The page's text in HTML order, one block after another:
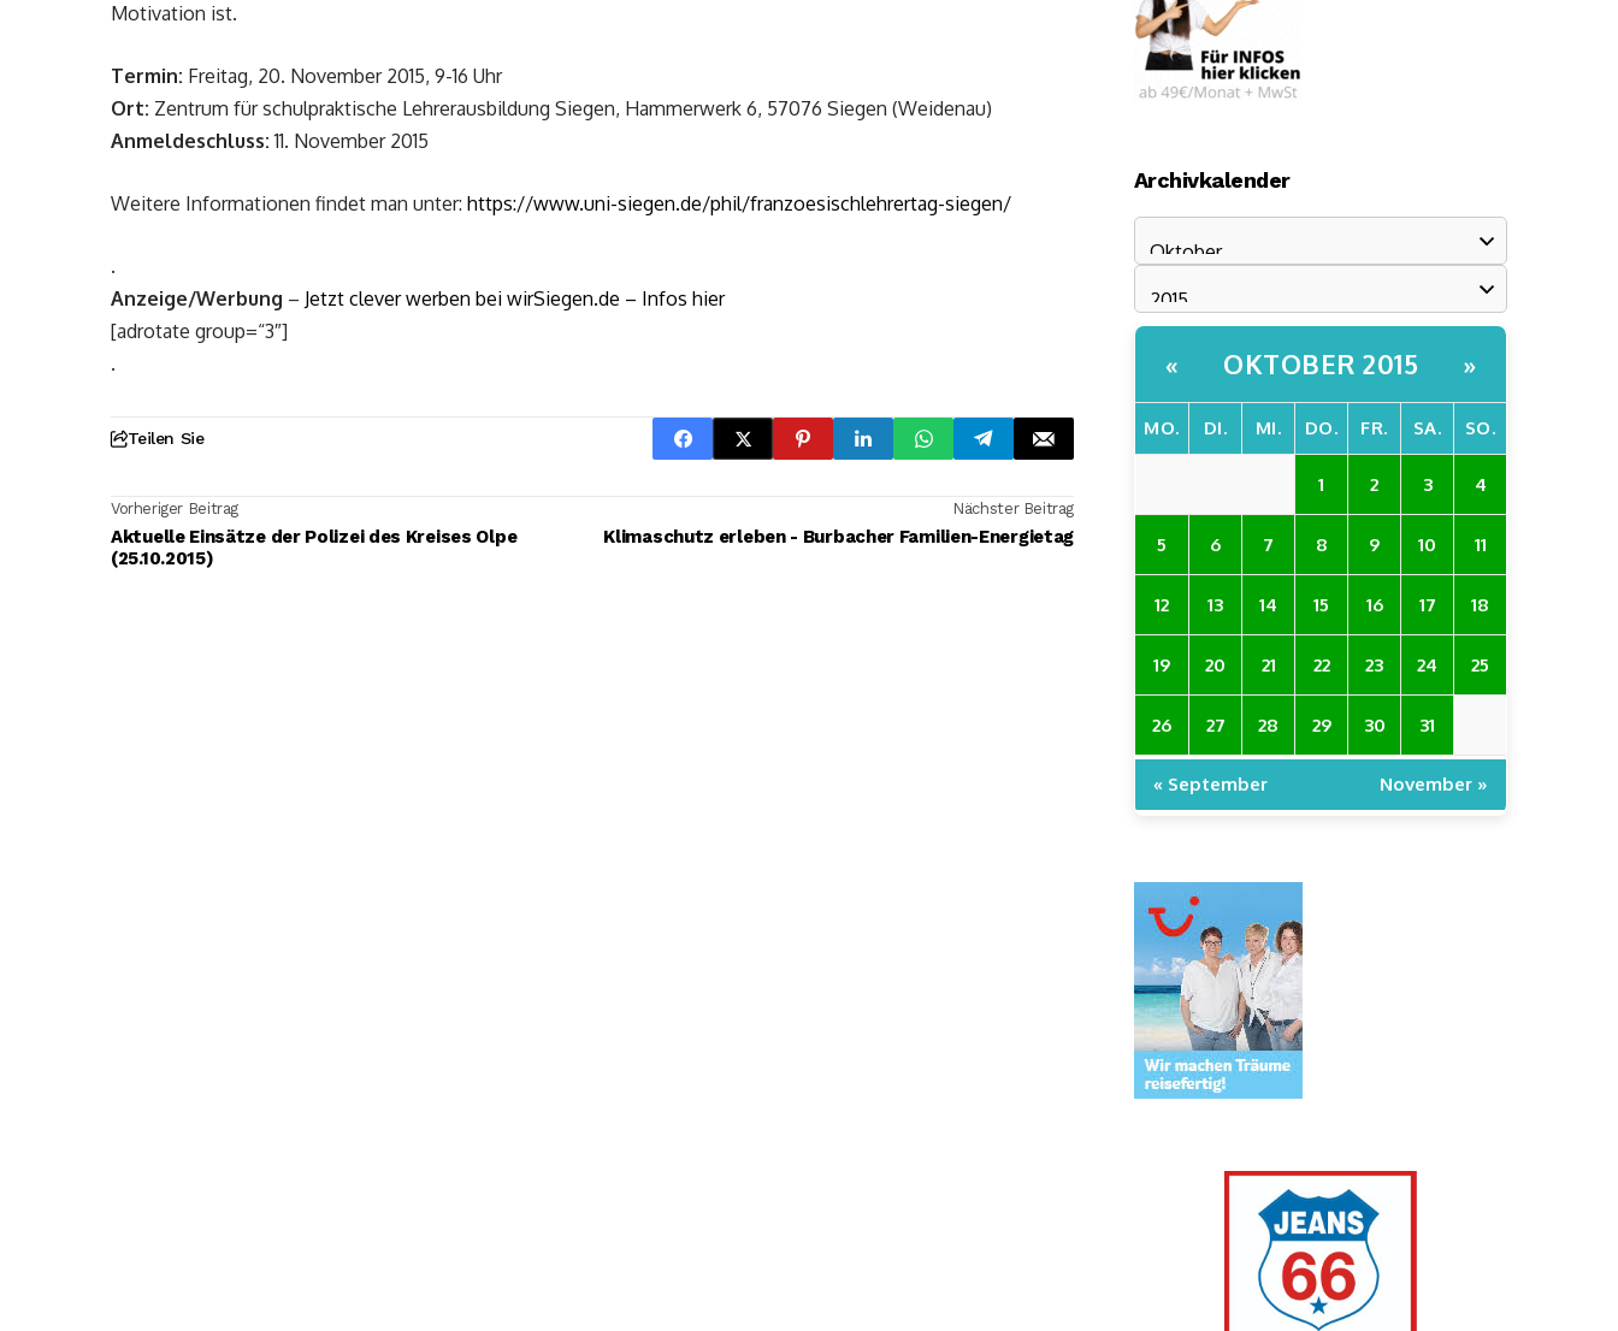
Motivation ist.
Termin: Freitag, 20. November 2015, 9-16 Uhr
Ort: Zentrum für schulpraktische Lehrerausbildung Siegen, Hammerwerk 6, 57076 Siegen (Weidenau)
Anmeldeschluss: 11. November 2015
Weitere Informationen findet man unter: https://www.uni-siegen.de/phil/franzoesischlehrertag-siegen/
.
Anzeige/Werbung – Jetzt clever werben bei wirSiegen.de – Infos hier
[adrotate group=“3″]
.
Teilen Sie
Vorheriger Beitrag
Aktuelle Einsätze der Polizei des Kreises Olpe
(25.10.2015)
Nächster Beitrag
Klimaschutz erleben - Burbacher Familien-Energietag
Archivkalender
« OKTOBER 2015 »
MO. DI. MI. DO. FR. SA. SO.
1 2 3 4
5 6 7 8 9 10 11
12 13 14 15 16 17 18
19 20 21 22 23 24 25
26 27 28 29 30 31
« September November »